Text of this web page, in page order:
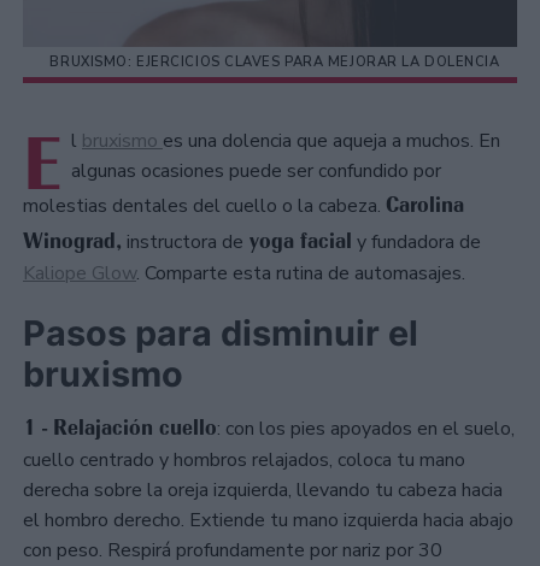
BRUXISMO: EJERCICIOS CLAVES PARA MEJORAR LA DOLENCIA
E l bruxismo es una dolencia que aqueja a muchos. En
algunas ocasiones puede ser confundido por
molestias dentales del cuello o la cabeza. Carolina
Winograd, instructora de yoga facial y fundadora de
Kaliope Glow. Comparte esta rutina de automasajes.
Pasos para disminuir el
bruxismo
1 - Relajación cuello: con los pies apoyados en el suelo,
cuello centrado y hombros relajados, coloca tu mano
derecha sobre la oreja izquierda, llevando tu cabeza hacia
el hombro derecho. Extiende tu mano izquierda hacia abajo
con peso. Respirá profundamente por nariz por 30